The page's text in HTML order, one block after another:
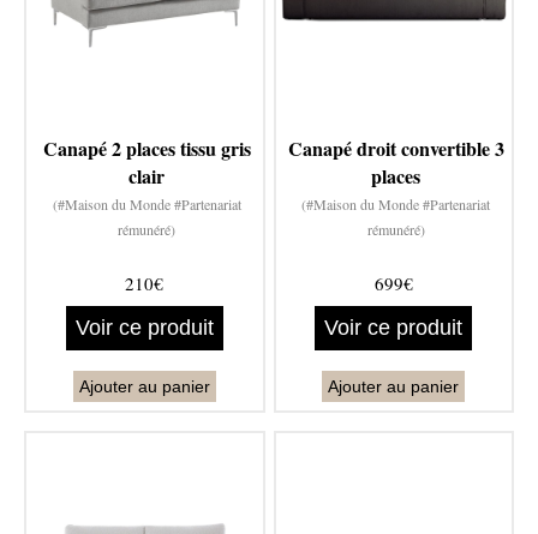
Canapé 2 places tissu gris
clair
(#Maison du Monde #Partenariat
rémunéré)
210€
Voir ce produit
Ajouter au panier
Canapé droit convertible 3
places
(#Maison du Monde #Partenariat
rémunéré)
699€
Voir ce produit
Ajouter au panier